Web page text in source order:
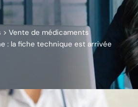
> Vente de médicaments
: la fiche technique est arrivée